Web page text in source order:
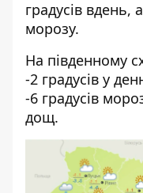
градусів вдень,
морозу.
На південному
-2 градусів у
-6 градусів
дощ.